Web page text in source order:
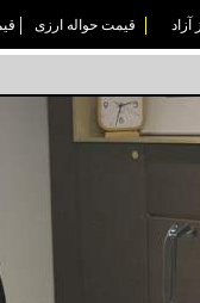
قیمت حواله ارزی